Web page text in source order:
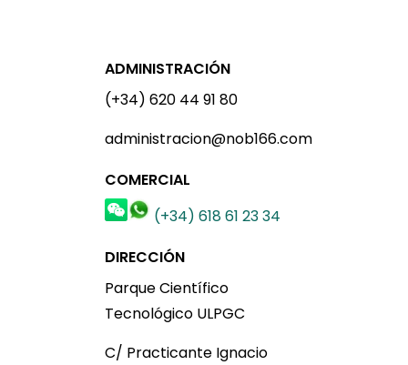
ADMINISTRACIÓN
(+34) 620 44 91 80
administracion@nob166.com
COMERCIAL
(+34) 618 61 23 34
DIRECCIÓN
Parque Científico
Tecnológico ULPGC
C/ Practicante Ignacio